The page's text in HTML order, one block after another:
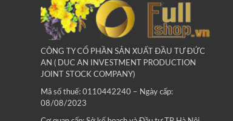
CÔNG TY CỔ PHẦN SẢN XUẤT ĐẦU TƯ ĐỨC
AN ( DUC AN INVESTMENT PRODUCTION
JOINT STOCK COMPANY)
Mã số thuế: 0110442240 – Ngày cấp:
08/08/2023